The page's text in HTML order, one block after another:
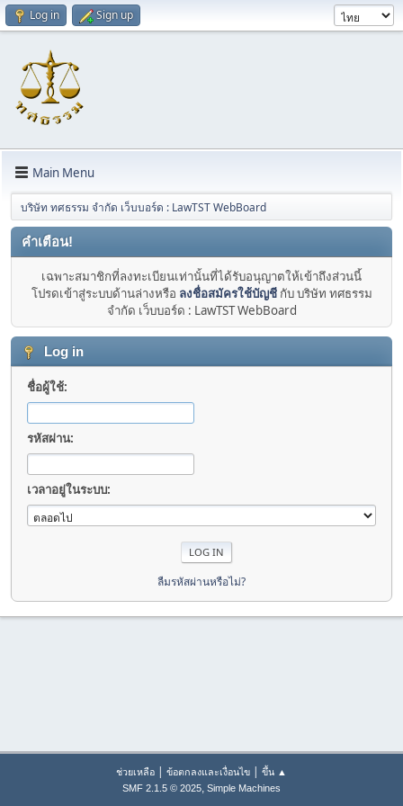
Log in Sign up
Main Menu
บริษัท ทศธรรม จำกัด เว็บบอร์ด : LawTST WebBoard
คำเตือน!
เฉพาะสมาชิกที่ลงทะเบียนเท่านั้นที่ได้รับอนุญาตให้เข้าถึงส่วนนี้
โปรดเข้าสู่ระบบด้านล่างหรือ ลงชื่อสมัครใช้บัญชีกับ บริษัท ทศธรรม
จำกัด เว็บบอร์ด : LawTST WebBoard
Log in
ชื่อผู้ใช้:
รหัสผ่าน:
เวลาอยู่ในระบบ:
ลืมรหัสผ่านหรือไม่?
ช่วยเหลือ | ข้อตกลงและเงื่อนไข | ขึ้น ▲
SMF 2.1.5 © 2025, Simple Machines